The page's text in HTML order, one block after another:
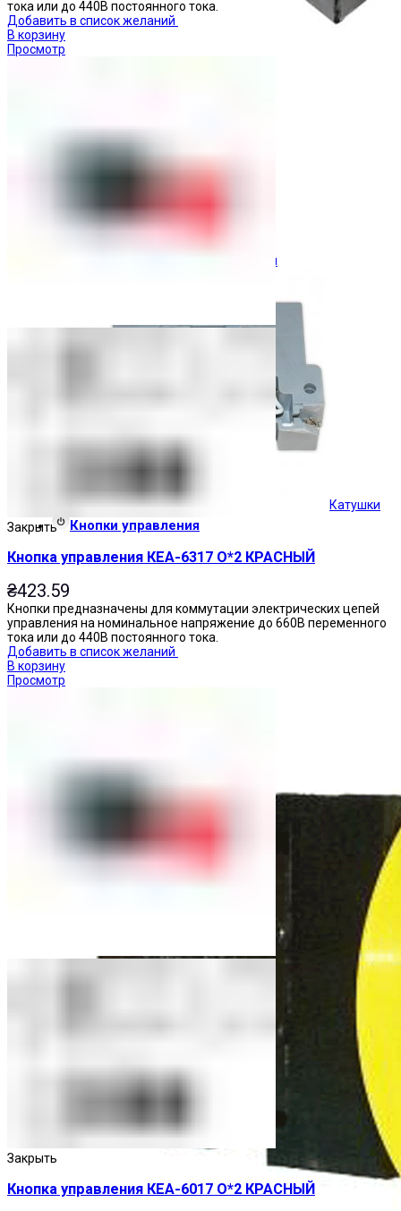
Ограничители перенапряжения
Катушки
Кнопки управления
тока или до 440В постоянного тока.
Добавить в список желаний
В корзину
Просмотр
Закрыть
Кнопка управления КЕА-6317 О*2 КРАСНЫЙ
₴423.59
Кнопки предназначены для коммутации электрических цепей
управления на номинальное напряжение до 660В переменного
тока или до 440В постоянного тока.
Добавить в список желаний
В корзину
Просмотр
Закрыть
Кнопка управления КЕА-6017 О*2 КРАСНЫЙ